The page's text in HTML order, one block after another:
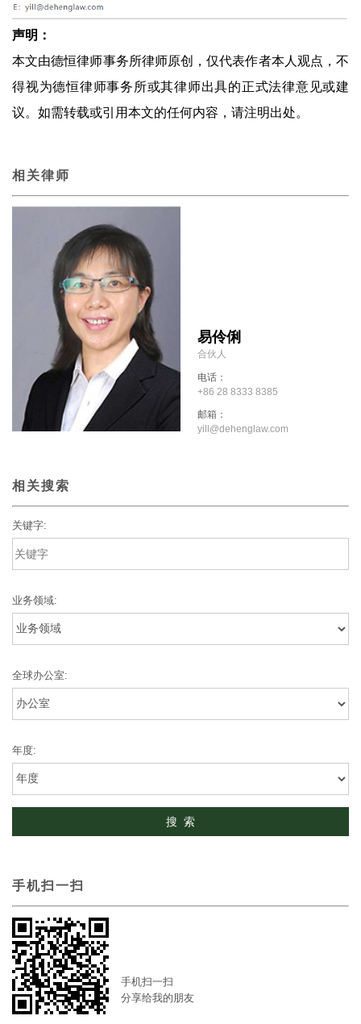
声明：
本文由德恒律师事务所律师原创，仅代表作者本人观点，不
得视为德恒律师事务所或其律师出具的正式法律意见或建
议。如需转载或引用本文的任何内容，请注明出处。
相关律师
易伶俐
合伙人
电话：
+86 28 8333 8385
邮箱：
yill@dehenglaw.com
相关搜索
关键字:
业务领域:
全球办公室:
年度:
手机扫一扫
手机扫一扫
分享给我的朋友